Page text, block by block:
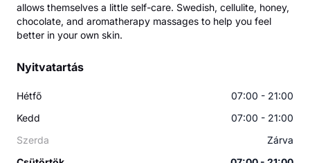
allows themselves a little self-care. Swedish, cellulite, honey,
chocolate, and aromatherapy massages to help you feel
better in your own skin.
Nyitvatartás
Hétfő
07:00 - 21:00
Kedd
07:00 - 21:00
Szerda
Zárva